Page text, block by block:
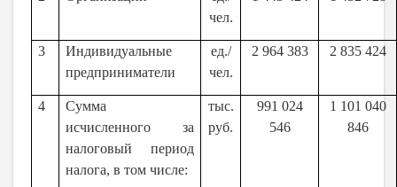
чел.
3
Индивидуальные
предприниматели
ед./
чел.
2 964 383 2 835 424
4
Сумма
исчисленного за
налоговый период
налога, в том числе:
тыс.
руб.
991 024
546
1 101 040
846